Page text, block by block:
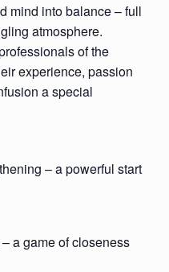
mind into balance – full
atmosphere.
of the
experience, passion
a special
– a powerful start
a game of closeness